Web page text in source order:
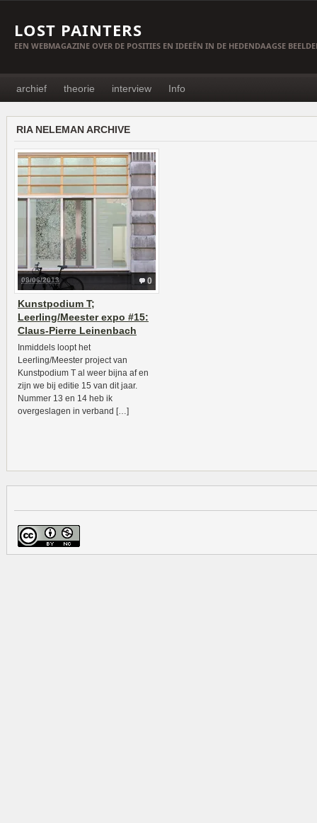
LOST PAINTERS
EEN WEBMAGAZINE OVER DE POSITIES EN IDEEËN IN DE HEDENDAAGSE
archief theorie interview Info
RIA NELEMAN ARCHIVE
0
08/06/2013
Kunstpodium T;
Leerling/Meester expo #15:
Claus-Pierre Leinenbach
Inmiddels loopt het
Leerling/Meester project van
Kunstpodium T al weer bijna af en
zijn we bij editie 15 van dit jaar.
Nummer 13 en 14 heb ik
overgeslagen in verband […]